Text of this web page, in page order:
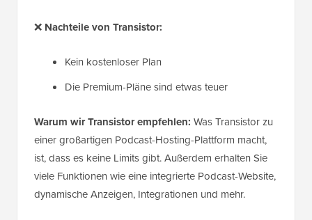
❌ Nachteile von Transistor:
Kein kostenloser Plan
Die Premium-Pläne sind etwas teuer
Warum wir Transistor empfehlen: Was Transistor zu
einer großartigen Podcast-Hosting-Plattform macht,
ist, dass es keine Limits gibt. Außerdem erhalten Sie
viele Funktionen wie eine integrierte Podcast-Website,
dynamische Anzeigen, Integrationen und mehr.